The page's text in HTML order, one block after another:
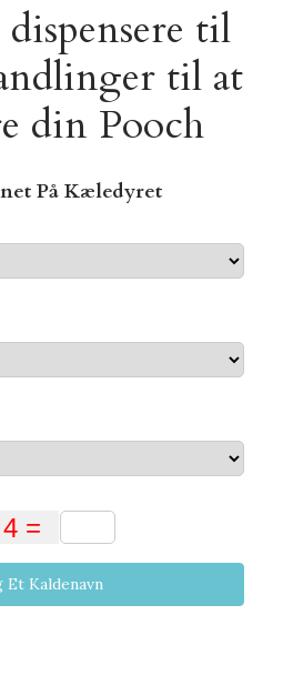
dispensere til
til at
din Pooch
På Kæledyret
Et Kaldenavn